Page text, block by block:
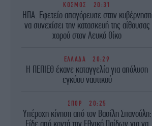
ΚΟΣΜΟΣ 20:31
ΗΠΑ: Εφετείο απαγόρευσε στην κυβέρνηση
να συνεχίσει την κατασκευή της αίθουσας
χορού στον Λευκό Οίκο
ΕΛΛΑΔΑ 20:29
Η ΠΕΠΙΕΘ έκανε καταγγελία για απόλυση
εγκύου ναυτικού
ΣΠΟΡ 20:25
Υπέροχη κίνηση από τον Βασίλη Σπανούλη:
Είδε από κοντά την Εθνική Παίδων για να